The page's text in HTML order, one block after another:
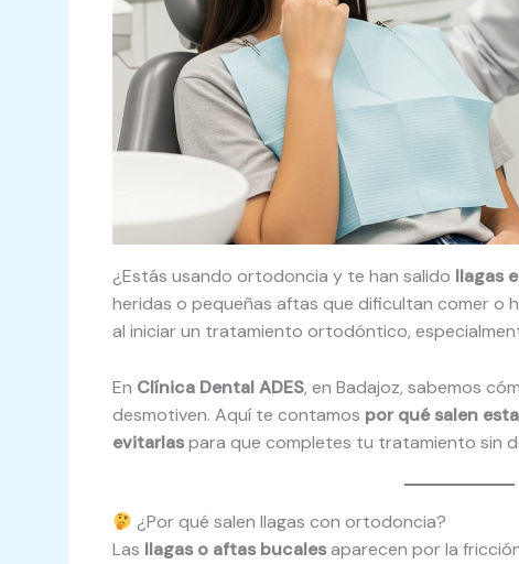
¿Estás usando ortodoncia y te han salido llagas
heridas o pequeñas aftas que dificultan comer o
al iniciar un tratamiento ortodóntico,
En Clínica Dental ADES, en Badajoz, sabemos
desmotiven. Aquí te contamos por qué salen
evitarlaspara que completes tu tratamiento sin
¿Por qué salen llagas con ortodoncia?
Las llagas o aftas bucalesaparecen por la